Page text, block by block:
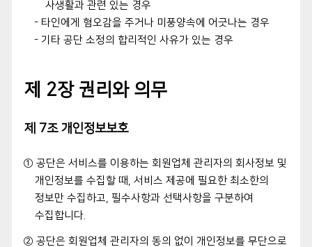
사생활과 관련 있는 경우
- 타인에게 혐오감을 주거나 미풍양속에 어긋나는 경우
- 기타 공단 소정의 합리적인 사유가 있는 경우
제 2장 권리와 의무
제 7조 개인정보보호
① 공단은 서비스를 이용하는 회원업체 관리자의 회사정보 및
개인정보를 수집할 때, 서비스 제공에 필요한 최소한의
정보만 수집하고, 필수사항과 선택사항을 구분하여
수집합니다.
② 공단은 회원업체 관리자의 동의 없이 개인정보를 무단으로